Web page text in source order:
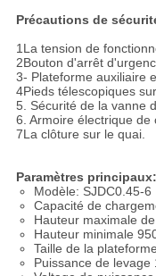
Précautions de
1La tension de
2Bouton d'arrêt
3- Plateforme auxiliaire
4Pieds télescopiques
5. Sécurité de la vanne
6. Armoire électrique
7La clôture sur le quai.
Paramètres principaux:
Modèle: SJDC0.45-6
Capacité de
Hauteur maximale
Hauteur minimale
Taille de la
Puissance de levage